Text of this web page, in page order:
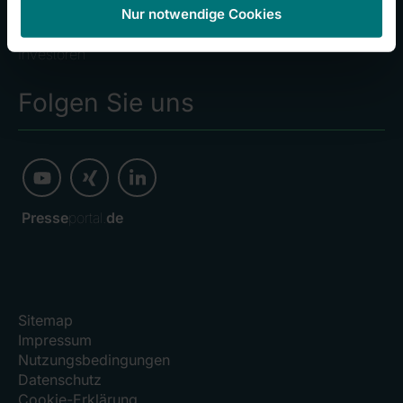
Nur notwendige Cookies
Investoren
Folgen Sie uns
Presseportal. de
Sitemap
Impressum
Nutzungsbedingungen
Datenschutz